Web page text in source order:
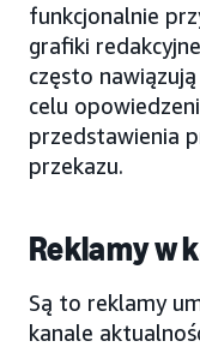
funkcjonalnie
grafiki
często
celu
przedstawienia
przekazu.
Reklamy w
Są to reklamy
kanale